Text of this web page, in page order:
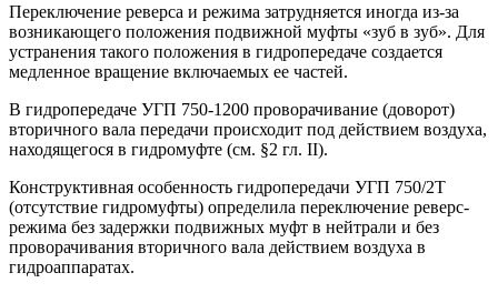
Переключение реверса и режима затрудняется иногда из-за
возникающего положения подвижной муфты «зуб в зуб». Для
устранения такого положения в гидропередаче создается
медленное вращение включаемых ее частей.
В гидропередаче УГП 750-1200 проворачивание (доворот)
вторичного вала передачи происходит под действием воздуха,
находящегося в гидромуфте (см. §2 гл. II).
Конструктивная особенность гидропередачи УГП 750/2Т
(отсутствие гидромуфты) определила переключение реверс-
режима без задержки подвижных муфт в нейтрали и без
проворачивания вторичного вала действием воздуха в
гидроаппаратах.